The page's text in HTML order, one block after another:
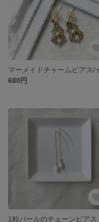
680円
1粒パールのチェーンピアス